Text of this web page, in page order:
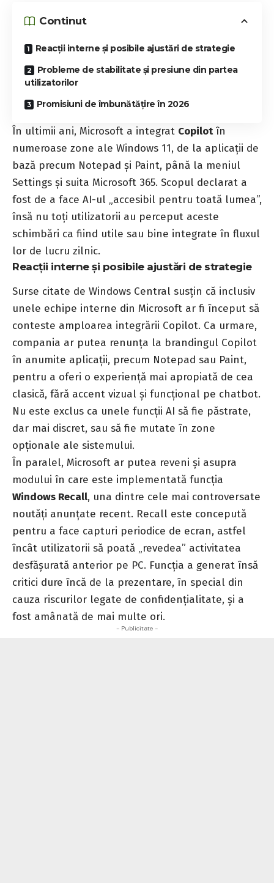
Continut
Reacții interne și posibile ajustări de strategie
Probleme de stabilitate și presiune din partea
utilizatorilor
Promisiuni de îmbunătățire în 2026
În ultimii ani, Microsoft a integrat Copilotîn
numeroase zone ale Windows 11, de la aplicații de
bază precum Notepad și Paint, până la meniul
Settings și suita Microsoft 365. Scopul declarat a
fost de a face AI-ul „accesibil pentru toată lumea”,
însă nu toți utilizatorii au perceput aceste
schimbări ca fiind utile sau bine integrate în fluxul
lor de lucru zilnic.
Reacții interne și posibile ajustări de strategie
Surse citate de Windows Central susțin că inclusiv
unele echipe interne din Microsoft ar fi început să
conteste amploarea integrării Copilot. Ca urmare,
compania ar putea renunța la brandingul Copilot
în anumite aplicații, precum Notepad sau Paint,
pentru a oferi o experiență mai apropiată de cea
clasică, fără accent vizual și funcțional pe chatbot.
Nu este exclus ca unele funcții AI să fie păstrate,
dar mai discret, sau să fie mutate în zone
opționale ale sistemului.
În paralel, Microsoft ar putea reveni și asupra
modului în care este implementată funcția
Windows Recall, una dintre cele mai controversate
noutăți anunțate recent. Recall este concepută
pentru a face capturi periodice de ecran, astfel
încât utilizatorii să poată „revedea” activitatea
desfășurată anterior pe PC. Funcția a generat însă
critici dure încă de la prezentare, în special din
cauza riscurilor legate de confidențialitate, și a
fost amânată de mai multe ori.
- Publicitate -